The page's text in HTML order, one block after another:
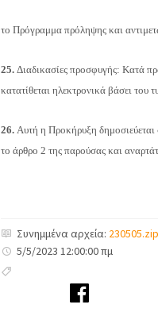
τοΠρόγραμμα πρόληψης και
25.Διαδικασίες προσφυγής: Κατά
κατατίθεται ηλεκτρονικά βάσει του
26.Αυτή η Προκήρυξη
το άρθρο 2 της παρούσας και
Συνημμένα αρχεία:
5/5/2023 12:00:00 πμ